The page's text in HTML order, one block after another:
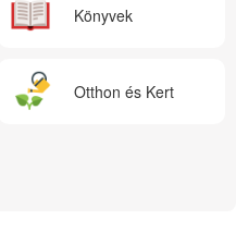
Könyvek
Otthon és Kert